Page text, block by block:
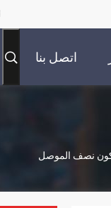
اتصل بنا